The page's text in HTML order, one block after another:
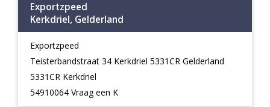
Exportzpeed
Kerkdriel, Gelderland
Exportzpeed
Teisterbandstraat 34 Kerkdriel 5331CR Gelderland
5331CR Kerkdriel
54910064 Vraag een K